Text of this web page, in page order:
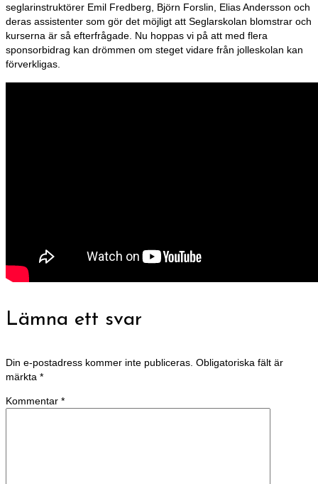
seglarinstruktörer Emil Fredberg, Björn Forslin, Elias Andersson och
deras assistenter som gör det möjligt att Seglarskolan blomstrar och
kurserna är så efterfrågade. Nu hoppas vi på att med flera
sponsorbidrag kan drömmen om steget vidare från jolleskolan kan
förverkligas.
Lämna ett svar
Din e-postadress kommer inte publiceras. Obligatoriska fält är
märkta *
Kommentar *